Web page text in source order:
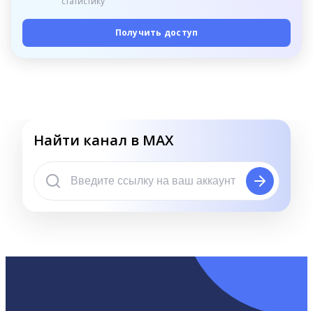
Получить доступ
Найти канал в MAX